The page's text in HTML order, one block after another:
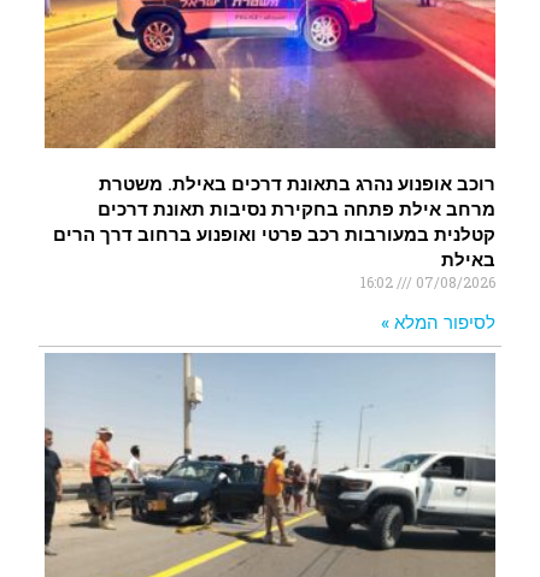
רוכב אופנוע נהרג בתאונת דרכים באילת. משטרת
מרחב אילת פתחה בחקירת נסיבות תאונת דרכים
קטלנית במעורבות רכב פרטי ואופנוע ברחוב דרך הרים
באילת
07/08/2026
16:02
לסיפור המלא »